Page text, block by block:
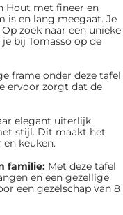
Hout met fineer en
is en lang meegaat. Je
zoek naar een unieke
bij Tomasso op de
frame onder deze tafel
ervoor zorgt dat de
elegant uiterlijk
stijl. Dit maakt het
keuken.
familie: Met deze tafel
en een gezellige
een gezelschap van 8